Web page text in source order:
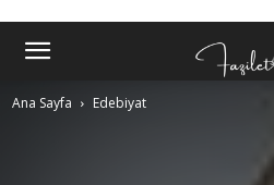
Ana Sayfa Edebiyat